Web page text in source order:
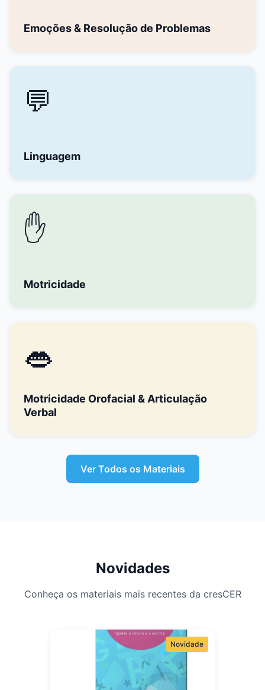
Emoções & Resolução de Problemas
💬
Linguagem
✋
Motricidade
👄
Motricidade Orofacial & Articulação
Verbal
Ver Todos os Materiais
Novidades
Conheça os materiais mais recentes da cresCER
Novidade